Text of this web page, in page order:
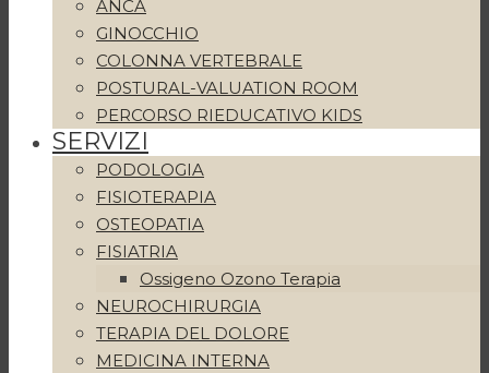
ANCA
GINOCCHIO
COLONNA VERTEBRALE
POSTURAL-VALUATION ROOM
PERCORSO RIEDUCATIVO KIDS
SERVIZI
PODOLOGIA
FISIOTERAPIA
OSTEOPATIA
FISIATRIA
Ossigeno Ozono Terapia
NEUROCHIRURGIA
TERAPIA DEL DOLORE
MEDICINA INTERNA